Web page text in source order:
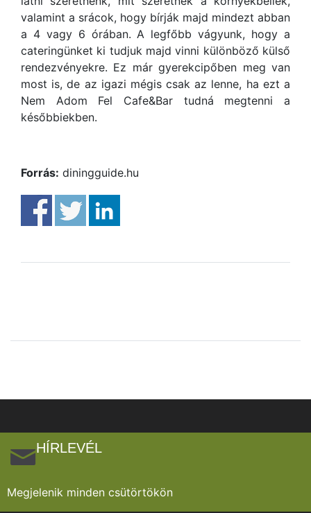
valamint a srácok, hogy bírják majd mindezt abban
a 4 vagy 6 órában. A legfőbb vágyunk, hogy a
cateringünket ki tudjuk majd vinni különböző külső
rendezvényekre. Ez már gyerekcipőben meg van
most is, de az igazi mégis csak az lenne, ha ezt a
Nem Adom Fel Cafe&Bar tudná megtenni a
későbbiekben.
Forrás: diningguide.hu
HÍRLEVÉL
Megjelenik minden csütörtökön